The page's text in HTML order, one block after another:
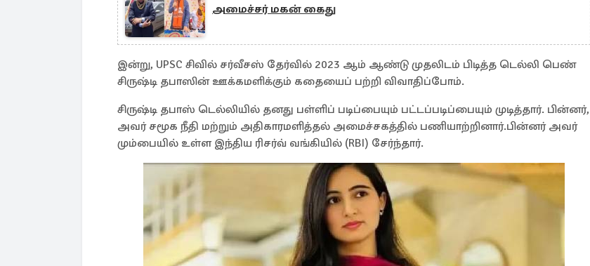
அமைச்சர் மகன் கைது
இன்று, UPSC சிவில் சர்வீசஸ் தேர்வில் 2023 ஆம் ஆண்டு முதலிடம் பிடித்த டெல்லி பெண்
சிருஷ்டி தபாஸின் ஊக்கமளிக்கும் கதையைப் பற்றி விவாதிப்போம்.
சிருஷ்டி தபாஸ் டெல்லியில் தனது பள்ளிப் படிப்பையும் பட்டப்படிப்பையும் முடித்தார். பின்னர்,
அவர் சமூக நீதி மற்றும் அதிகாரமளித்தல் அமைச்சகத்தில் பணியாற்றினார்.பின்னர் அவர்
மும்பையில் உள்ள இந்திய ரிசர்வ் வங்கியில் (RBI) சேர்ந்தார்.